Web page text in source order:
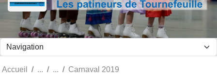
Accueil Carnaval 2019
Panneau de gestion des cookies